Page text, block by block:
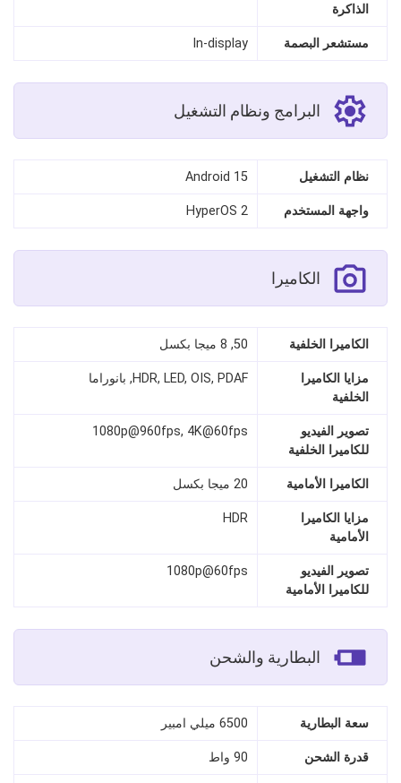
الذاكرة
مستشعر البصمة In‑display
البرامج ونظام التشغيل
نظام التشغيل Android 15
واجهة المستخدم HyperOS 2
الكاميرا
الكاميرا الخلفية 50, 8 ميجا بكسل
مزايا الكاميرا
الخلفية
HDR, LED, OIS, PDAF, بانوراما
تصوير الفيديو
للكاميرا الخلفية
1080p@960fps, 4K@60fps
الكاميرا الأمامية 20 ميجا بكسل
مزايا الكاميرا
الأمامية
HDR
تصوير الفيديو
للكاميرا الأمامية
1080p@60fps
البطارية والشحن
سعة البطارية 6500 ميلي امبير
قدرة الشحن 90 واط